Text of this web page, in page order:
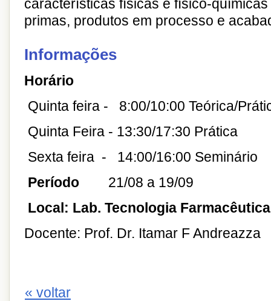
características físicas e físico-
primas, produtos em processo e
Informações
Horário
Quinta feira - 8:00/10:00 Teórica/
Quinta Feira - 13:30/17:30 Prática
Sexta feira - 14:00/16:00 Seminário
Período 21/08 a 19/09
Local: Lab. Tecnologia
Docente: Prof. Dr. Itamar F Andreazza
« voltar